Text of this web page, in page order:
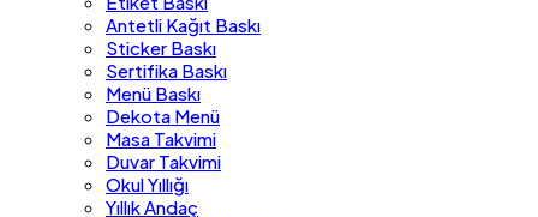
Antetli Kağıt Baskı
Sticker Baskı
Sertifika Baskı
Menü Baskı
Dekota Menü
Masa Takvimi
Duvar Takvimi
Okul Yıllığı
Yıllık Andaç